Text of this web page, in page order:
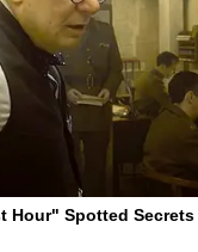
Hour" Spotted